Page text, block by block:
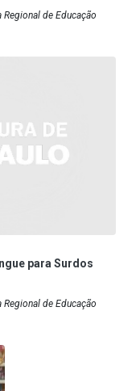
de Educação
para Surdos
de Educação